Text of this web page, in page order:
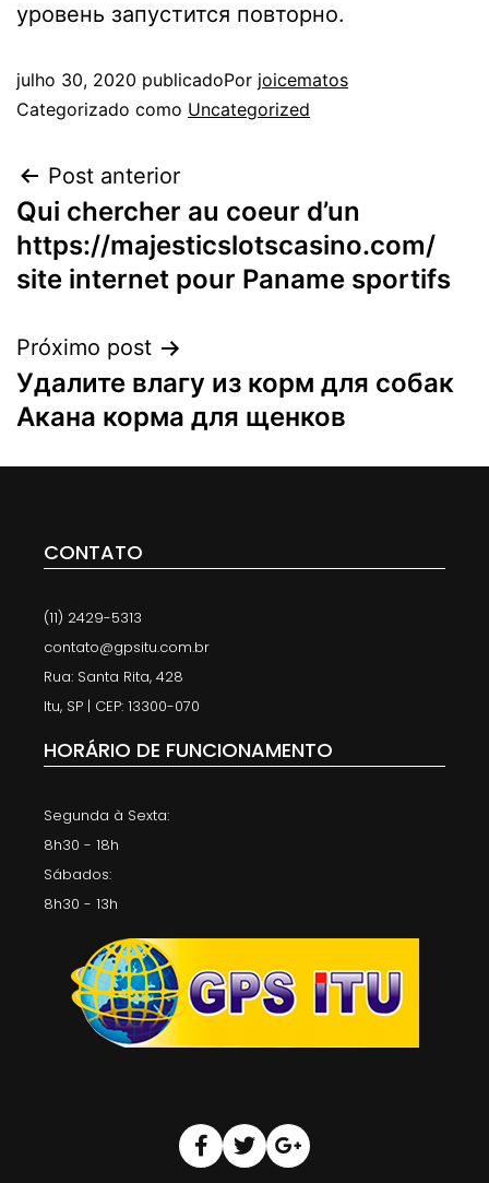
уровень запустится повторно.
julho 30, 2020 publicadoPor joicematos
Categorizado como Uncategorized
Post anterior
Qui chercher au coeur d’un
https://majesticslotscasino.com/
site internet pour Paname sportifs
Próximo post
Удалите влагу из корм для собак
Акана корма для щенков
CONTATO
(11) 2429-5313
contato@gpsitu.com.br
Rua: Santa Rita, 428
Itu, SP | CEP: 13300-070
HORÁRIO DE FUNCIONAMENTO
Segunda à Sexta:
8h30 - 18h
Sábados:
8h30 - 13h